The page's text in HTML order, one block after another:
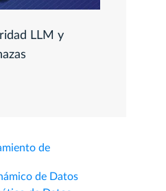
LLM y
de
de Datos